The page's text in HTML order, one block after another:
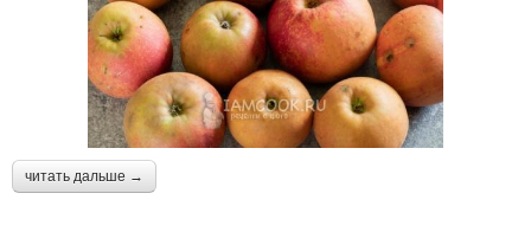
читать дальше →